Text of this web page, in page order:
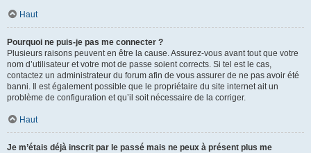
Haut
Pourquoi ne puis-je pas me connecter ?
Plusieurs raisons peuvent en être la cause. Assurez-vous avant tout que votre
nom d’utilisateur et votre mot de passe soient corrects. Si tel est le cas,
contactez un administrateur du forum afin de vous assurer de ne pas avoir été
banni. Il est également possible que le propriétaire du site internet ait un
problème de configuration et qu’il soit nécessaire de la corriger.
Haut
Je m’étais déjà inscrit par le passé mais ne peux à présent plus me